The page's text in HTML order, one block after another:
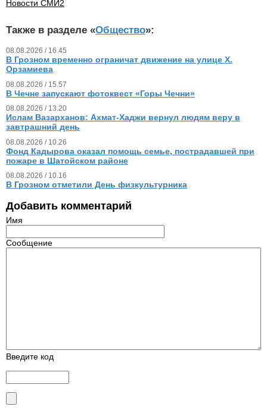
Новости СМИ2
Также в разделе «Общество»:
08.08.2026 / 16.45
В Грозном временно ограничат движение на улице Х.
Орзамиева
08.08.2026 / 15.57
В Чечне запускают фотоквест «Горы Чечни»
08.08.2026 / 13.20
Ислам Вазарханов: Ахмат-Хаджи вернул людям веру в
завтрашний день
08.08.2026 / 10.26
Фонд Кадырова оказал помощь семье, пострадавшей при
пожаре в Шатойском районе
08.08.2026 / 10.16
В Грозном отметили День физкультурника
Добавить комментарий
Имя
Сообщение
Введите код